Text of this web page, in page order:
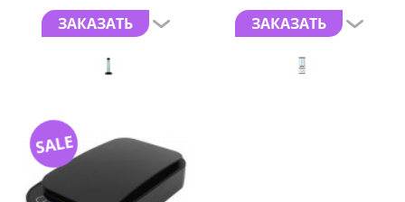
ЗАКАЗАТЬ ЗАКАЗАТЬ
SALE